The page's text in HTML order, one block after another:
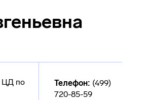
ЦД по
Телефон: (499)
720-85-59